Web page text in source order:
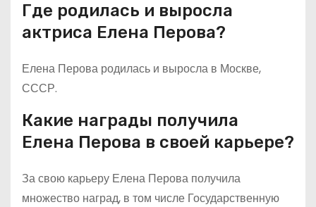
Где родилась и выросла
актриса Елена Перова?
Елена Перова родилась и выросла в Москве,
СССР.
Какие награды получила
Елена Перова в своей карьере?
За свою карьеру Елена Перова получила
множество наград, в том числе Государственную